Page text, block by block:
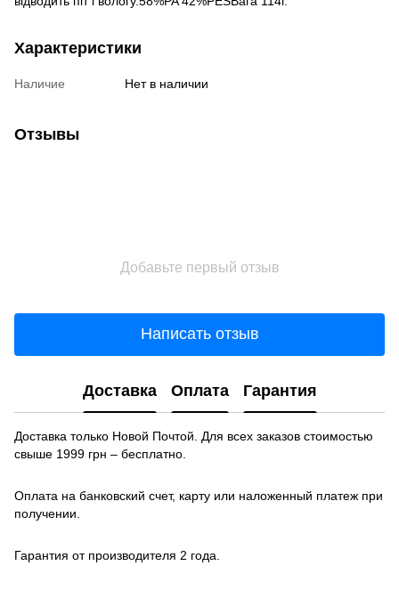
Характеристики
Наличие Нет в наличии
Отзывы
Добавьте первый отзыв
Написать отзыв
Доставка Оплата Гарантия
Доставка только Новой Почтой. Для всех заказов стоимостью
свыше 1999 грн – бесплатно.
Оплата на банковский счет, карту или наложенный платеж при
получении.
Гарантия от производителя 2 года.